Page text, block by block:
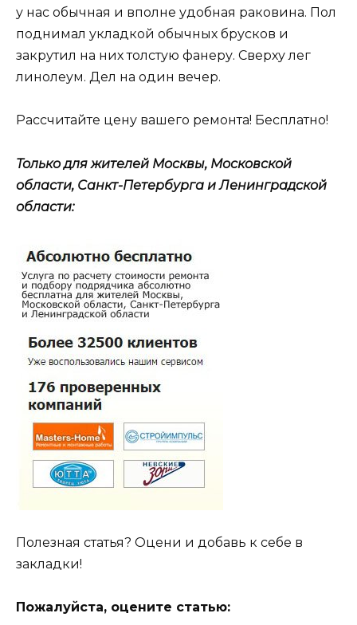
у нас обычная и вполне удобная раковина. Пол
поднимал укладкой обычных брусков и
закрутил на них толстую фанеру. Сверху лег
линолеум. Дел на один вечер.
Рассчитайте цену вашего ремонта! Бесплатно!
Только для жителей Москвы, Московской
области, Санкт-Петербурга и Ленинградской
области:
Полезная статья? Оцени и добавь к себе в
закладки!
Пожалуйста, оцените статью: